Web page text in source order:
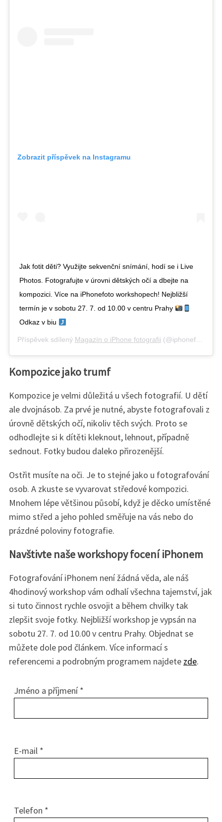
Zobrazit příspěvek na Instagramu
Jak fotit děti? Využijte sekvenční snímání, hodí se i Live
Photos. Fotografujte v úrovni dětských očí a dbejte na
kompozici. Více na iPhonefoto workshopech! Nejbližší
termín je v sobotu 27. 7. od 10.00 v centru Prahy
Odkaz v biu
Příspěvek sdílený Magazín o iPhone fotografii (@iphonefotocz),
Kompozice jako trumf
Kompozice je velmi důležitá u všech fotografií. U dětí
ale dvojnásob. Za prvé je nutné, abyste fotografovali z
úrovně dětských očí, nikoliv těch svých. Proto se
odhodlejte si k dítěti kleknout, lehnout, případně
sednout. Fotky budou daleko přirozenější.
Ostřit musíte na oči. Je to stejné jako u fotografování
osob. A zkuste se vyvarovat středové kompozici.
Mnohem lépe většinou působí, když je děcko umístěné
mimo střed a jeho pohled směřuje na vás nebo do
prázdné poloviny fotografie.
Navštivte naše workshopy focení iPhonem
Fotografování iPhonem není žádná věda, ale náš
4hodinový workshop vám odhalí všechna tajemství, jak
si tuto činnost rychle osvojit a během chvilky tak
zlepšit svoje fotky. Nejbližší workshop je vypsán na
sobotu 27. 7. od 10.00 v centru Prahy. Objednat se
můžete dole pod článkem. Více informací s
referencemi a podrobným programem najdete zde.
Jméno a příjmení *
E-mail *
Telefon *
S
a
r
h
r